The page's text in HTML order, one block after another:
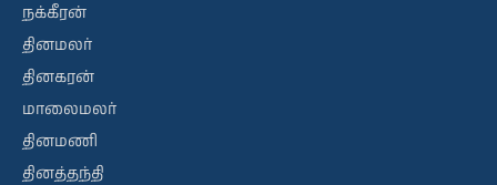
நக்கீரன்
தினமலர்
தினகரன்
மாலைமலர்
தினமணி
தினத்தந்தி